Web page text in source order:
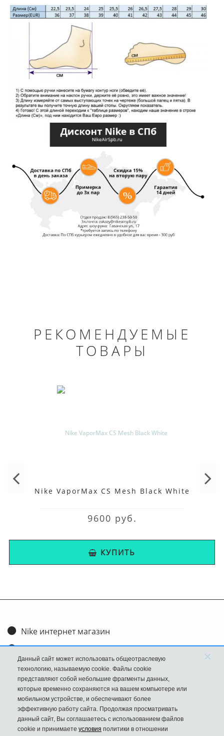
РЕКОМЕНДУЕМЫЕ
ТОВАРЫ
Nike VaporMax CS Mesh Black White
9600 руб.
КУПИТЬ
Nike интернет магазин
Доставка и оплата
Обмен и возврат
Размеры
FAQ
Новости
Данный сайт может использовать общеотраслевую
технологию, называемую cookie. Файлы cookie
представляют собой небольшие фрагменты данных,
которые временно сохраняются на вашем компьютере или
мобильном устройстве, и обеспечивают более
эффективную работу сайта. Продолжая просматривать
данный сайт, Вы соглашаетесь с использованием файлов
cookie и принимаете условия политики в отношении
×